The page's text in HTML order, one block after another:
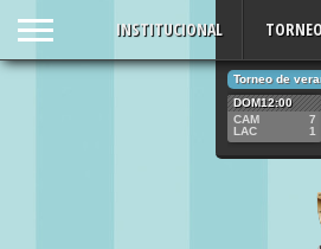
INSTITUCIONAL
Torneo de
DOM12:00
CAM
LAC
7
1